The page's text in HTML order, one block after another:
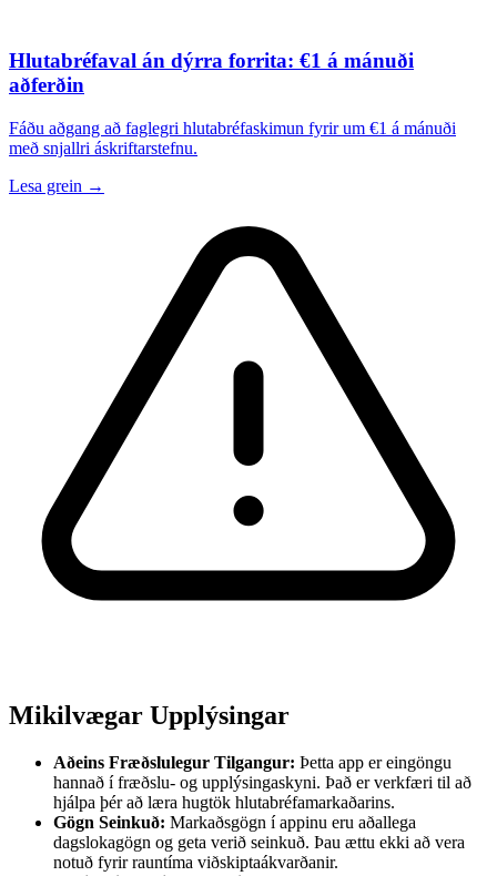
Hlutabréfaval án dýrra forrita: €1 á mánuði
aðferðin
Fáðu aðgang að faglegri hlutabréfaskimun fyrir um €1 á mánuði
með snjallri áskriftarstefnu.
Lesa grein →
Mikilvægar Upplýsingar
Aðeins Fræðslulegur Tilgangur: Þetta app er eingöngu
hannað í fræðslu- og upplýsingaskyni. Það er verkfæri til að
hjálpa þér að læra hugtök hlutabréfamarkaðarins.
Gögn Seinkuð: Markaðsgögn í appinu eru aðallega
dagslokagögn og geta verið seinkuð. Þau ættu ekki að vera
notuð fyrir rauntíma viðskiptaákvarðanir.